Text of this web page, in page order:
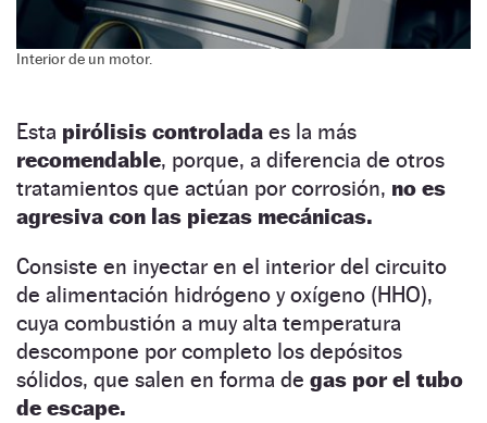
Interior de un motor.
Esta pirólisis controlada es la más
recomendable, porque, a diferencia de otros
tratamientos que actúan por corrosión, no es
agresiva con las piezas mecánicas.
Consiste en inyectar en el interior del circuito
de alimentación hidrógeno y oxígeno (HHO),
cuya combustión a muy alta temperatura
descompone por completo los depósitos
sólidos, que salen en forma de gas por el tubo
de escape.